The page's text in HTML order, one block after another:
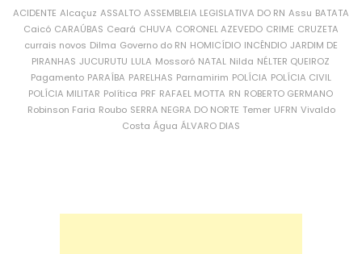
ACIDENTE Alcaçuz ASSALTO ASSEMBLEIA LEGISLATIVA DO RN Assu BATATA
Caicó CARAÚBAS Ceará CHUVA CORONEL AZEVEDO CRIME CRUZETA
currais novos Dilma Governo do RN HOMICÍDIO INCÊNDIO JARDIM DE
PIRANHAS JUCURUTU LULA Mossoró NATAL Nilda NÉLTER QUEIROZ
Pagamento PARAÍBA PARELHAS Parnamirim POLÍCIA POLÍCIA CIVIL
POLÍCIA MILITAR Política PRF RAFAEL MOTTA RN ROBERTO GERMANO
Robinson Faria Roubo SERRA NEGRA DO NORTE Temer UFRN Vivaldo
Costa Água ÁLVARO DIAS